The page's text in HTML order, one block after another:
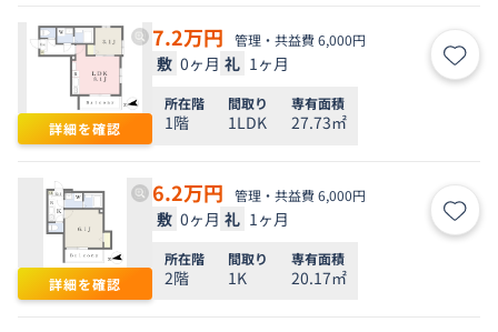
詳細を確認
7.2万円 管理・共益費 6,000円
敷 0ヶ月 礼 1ヶ月 お気
所在階
1階
間取り
1LDK
専有面積
27.73㎡
詳細を確認
6.2万円 管理・共益費 6,000円
敷 0ヶ月 礼 1ヶ月 お気
所在階
2階
間取り
1K
専有面積
20.17㎡